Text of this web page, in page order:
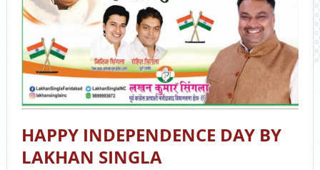
HAPPY INDEPENDENCE DAY BY
LAKHAN SINGLA